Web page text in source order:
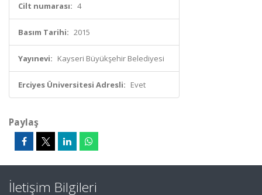
Cilt numarası: 4
Basım Tarihi: 2015
Yayınevi: Kayseri Büyükşehir Belediyesi
Erciyes Üniversitesi Adresli: Evet
Paylaş
İletişim Bilgileri